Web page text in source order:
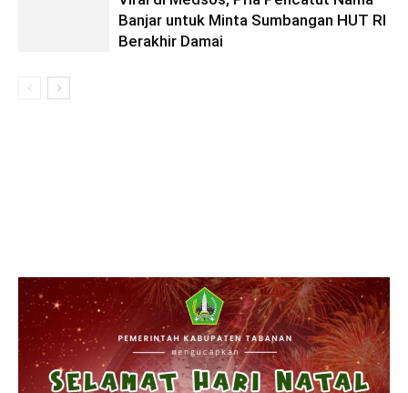
Banjar untuk Minta Sumbangan HUT RI
Berakhir Damai